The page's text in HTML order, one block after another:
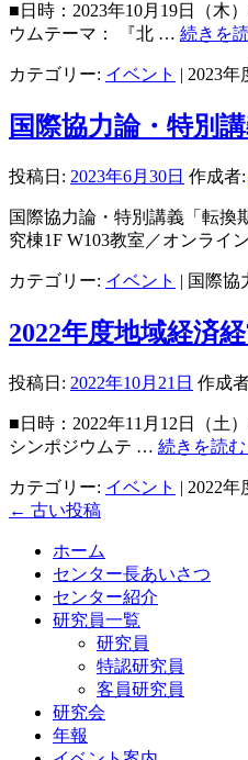
■日時：2023年10月19日（
ウムテーマ： 『北 … 続きを
カテゴリー: イベント | 2023
国際協力論・特別
投稿日: 2023年6月30日 作成者:
国際協力論・特別講義「転換
究棟1F W103教室／オンライ
カテゴリー: イベント | 国際協
2022年度地域経済
投稿日: 2022年10月21日 作成
■日時：2022年11月12日（
シンポジウムテ … 続きを読む
カテゴリー: イベント | 2022
← 古い投稿
ホーム
センター長あいさつ
センター紹介
研究員一覧
研究員
特認研究員
客員研究員
研究会
年報